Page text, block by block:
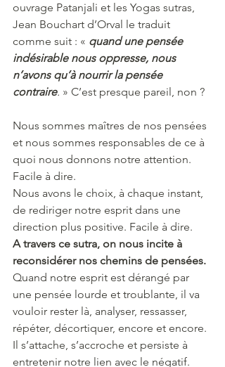
ouvrage Patanjali et les Yogas sutras,
Jean Bouchart d’Orval le traduit
comme suit : « quand une pensée
indésirable nous oppresse, nous
n’avons qu’à nourrir la pensée
contraire. » C’est presque pareil, non ?
Nous sommes maîtres de nos pensées
et nous sommes responsables de ce à
quoi nous donnons notre attention.
Facile à dire.
Nous avons le choix, à chaque instant,
de rediriger notre esprit dans une
direction plus positive. Facile à dire.
A travers ce sutra, on nous incite à
reconsidérer nos chemins de pensées.
Quand notre esprit est dérangé par
une pensée lourde et troublante, il va
vouloir rester là, analyser, ressasser,
répéter, décortiquer, encore et encore.
Il s’attache, s’accroche et persiste à
entretenir notre lien avec le négatif.